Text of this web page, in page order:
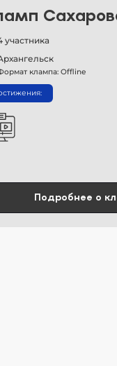
участника
клампа: Offline
Подробнее о